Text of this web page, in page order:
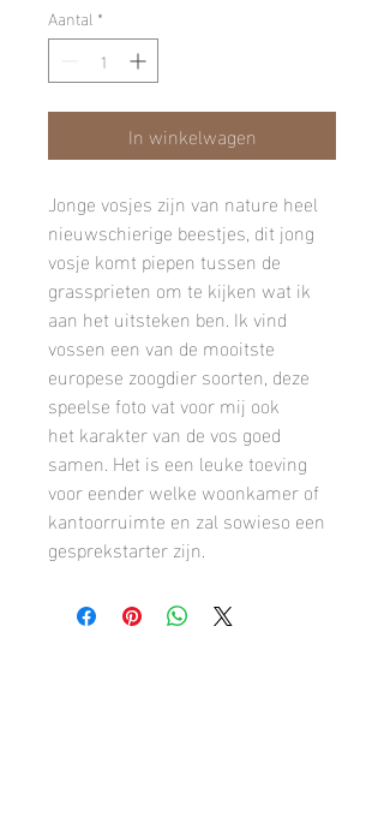
Aantal *
In winkelwagen
Jonge vosjes zijn van nature heel
nieuwschierige beestjes, dit jong
vosje komt piepen tussen de
grassprieten om te kijken wat ik
aan het uitsteken ben. Ik vind
vossen een van de mooitste
europese zoogdier soorten, deze
speelse foto vat voor mij ook
het karakter van de vos goed
samen. Het is een leuke toeving
voor eender welke woonkamer of
kantoorruimte en zal sowieso een
gesprekstarter zijn.